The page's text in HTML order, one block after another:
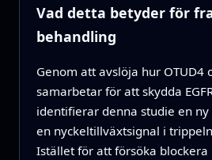
Vad detta betyder för
behandling
Genom att avslöja hur OTUD4
samarbetar för att skydda
identifierar denna studie en
en nyckeltillväxtsignal i
Istället för att försöka blockera